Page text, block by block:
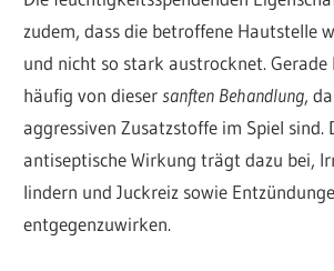
zudem, dass die betroffene Hautstelle
und nicht so stark austrocknet.
häufig von dieser sanften Behandlung,
aggressiven Zusatzstoffe im Spiel sind.
antiseptische Wirkung trägt dazu bei,
lindern und Juckreiz sowie
entgegenzuwirken.